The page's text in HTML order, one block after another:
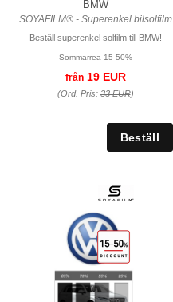
BMW
SOYAFILM® - Superenkel bilsolfilm
Beställ superenkel solfilm till BMW!
Sommarrea 15-50%
från19 EUR
(Ord. Pris:33 EUR)